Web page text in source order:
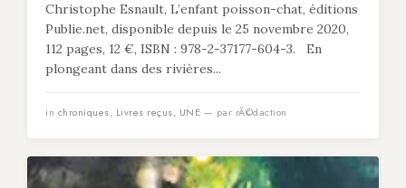
Christophe Esnault, L’enfant poisson-chat, éditions
Publie.net, disponible depuis le 25 novembre 2020,
112 pages, 12 €, ISBN : 978-2-37177-604-3. En
plongeant dans des rivières...
in chroniques, Livres reçus, UNE — par rÃ©daction